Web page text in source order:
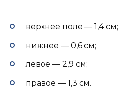
верхнее поле — 1,4 см;
нижнее — 0,6 см;
левое — 2,9 см;
правое — 1,3 см.